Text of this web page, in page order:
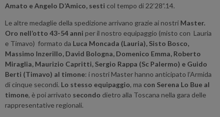
Amato e Angelo D’Amico, sesti col tempo di 22’28”.14.
Le altre medaglie della spedizione arrivano grazie ai nostri Master.
Oro nell’otto 43-54 anni per il nostro equipaggio (misto con Lauria
e Timavo) formato da Luca Moncada (Lauria), Sisto Bosco,
Massimo Inzerillo, David Bologna, Domenico Emma, Roberto
Miraglia, Maurizio Capritti, Sergio Rappa (Sc Palermo) e Guido
Berti (Timavo) al timone: i nostri Master hanno anticipato l’Armida
di cinque secondi. Lo stesso equipaggio, ma con Serena Lo Bue al
timone, è poi arrivato secondo dietro alla Toscana nella gara delle
rappresentative regionali.